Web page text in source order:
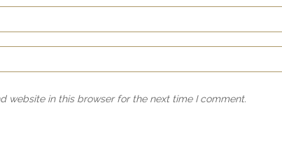
website in this browser for the next time I comment.